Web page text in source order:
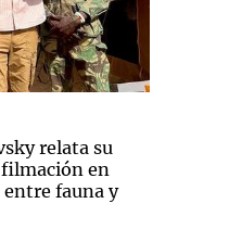
relata su
en
fauna y